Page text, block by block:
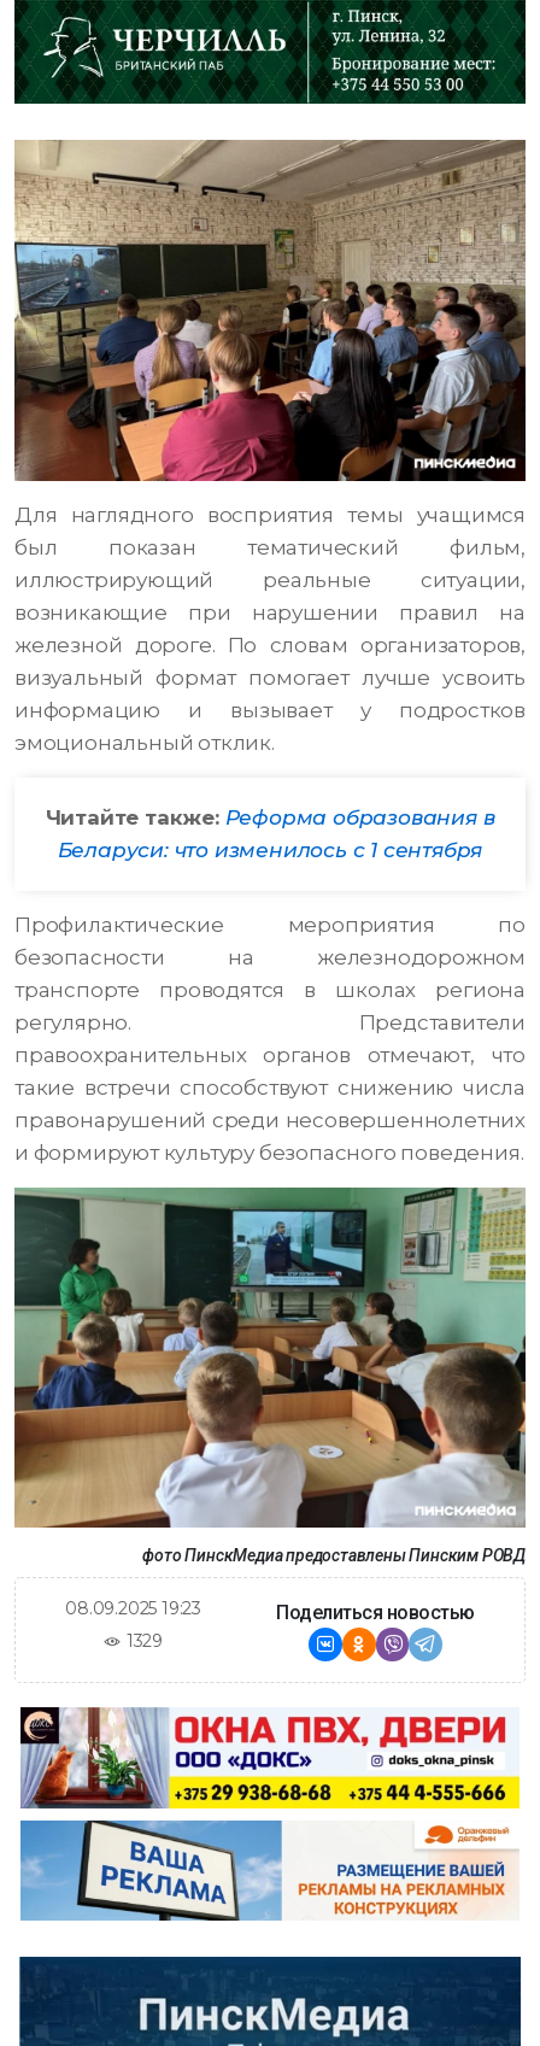
Для наглядного восприятия темы учащимся
был показан тематический фильм,
иллюстрирующий реальные ситуации,
возникающие при нарушении правил на
железной дороге. По словам организаторов,
визуальный формат помогает лучше усвоить
информацию и вызывает у подростков
эмоциональный отклик.
Читайте также: Реформа образования в
Беларуси: что изменилось с 1 сентября
Профилактические мероприятия по
безопасности на железнодорожном
транспорте проводятся в школах региона
регулярно. Представители
правоохранительных органов отмечают, что
такие встречи способствуют снижению числа
правонарушений среди несовершеннолетних
и формируют культуру безопасного поведения.
фото ПинскМедиа предоставлены Пинским РОВД
08.09.2025 19:23
1329
Поделиться новостью